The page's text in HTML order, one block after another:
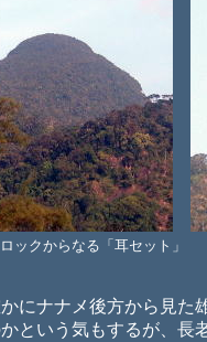
ロックからなる「耳セット
にナナメ後方から見た
という気もするが、長